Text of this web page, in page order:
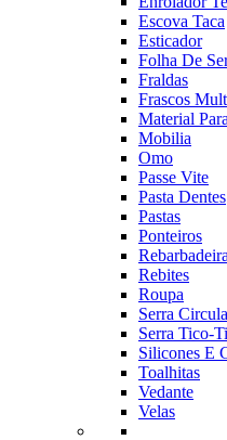
Escova Taca
Esticador
Folha De
Fraldas
Frascos
Material
Mobilia
Omo
Passe Vite
Pasta Dentes
Pastas
Ponteiros
Rebarbadeira
Rebites
Roupa
Serra
Serra Tico-
Silicones E
Toalhitas
Vedante
Velas